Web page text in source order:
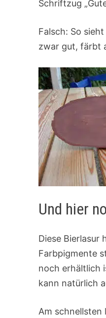
Schriftzug
Falsch: So
zwar gut, färbt
Und hier
Diese Bierlasur
Farbpigmente
noch erhältlich
kann natürlich
Am schnellsten